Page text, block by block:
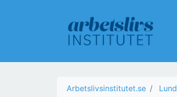
Arbetslivsinstitutet.se Lund